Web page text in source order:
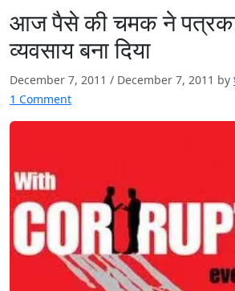
आज पैसे की चमक ने
व्यवसाय बना दिया
December 7, 2011 / December 7, 2011 by
1 Commento
की
च
क
ने
प